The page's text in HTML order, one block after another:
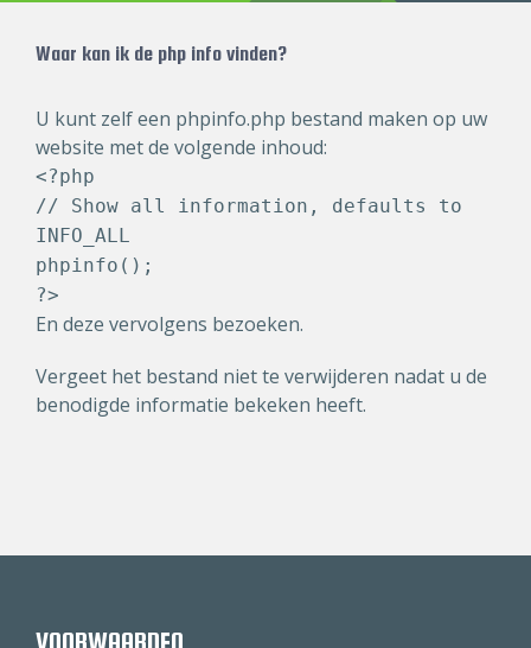
Waar kan ik de php info vinden?
U kunt zelf een phpinfo.php bestand maken op uw
website met de volgende inhoud:
<?php
// Show all information, defaults to
INFO_ALL
phpinfo();
?>
En deze vervolgens bezoeken.
Vergeet het bestand niet te verwijderen nadat u de
benodigde informatie bekeken heeft.